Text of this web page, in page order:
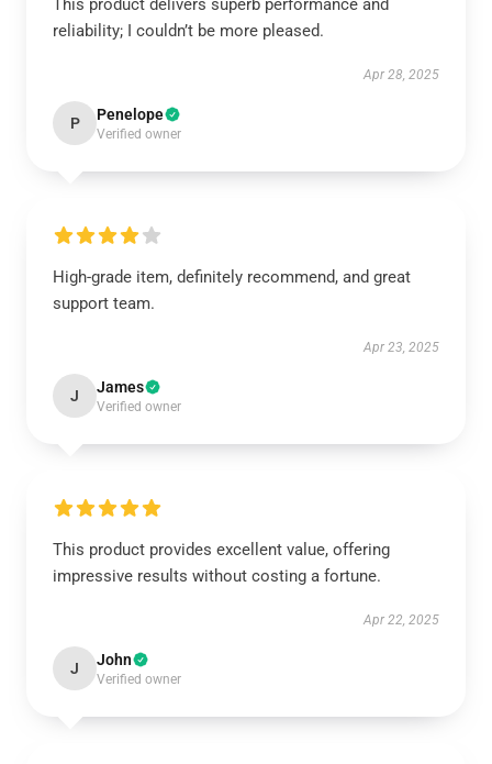
This product delivers superb performance and
reliability; I couldn’t be more pleased.
Apr 28, 2025
P Penelope
Verified owner
High-grade item, definitely recommend, and great
support team.
Apr 23, 2025
J James
Verified owner
This product provides excellent value, offering
impressive results without costing a fortune.
Apr 22, 2025
J John
Verified owner